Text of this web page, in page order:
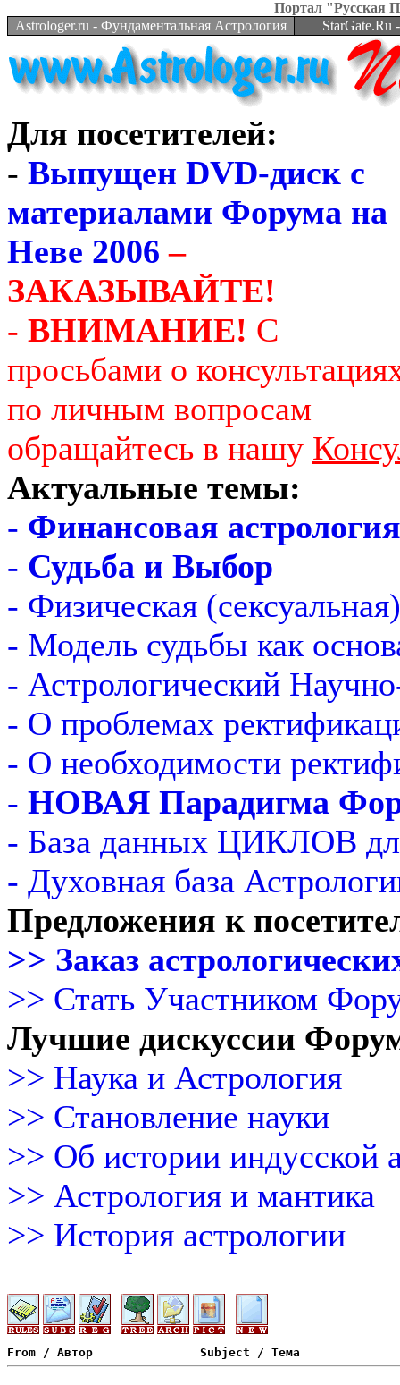
Портал "Русская
Astrologer.ru - Фундаментальная Астрология
StarGate.Ru
Для посетителей:
- Выпущен DVD-диск с
материалами Форума на
Неве 2006 –
ЗАКАЗЫВАЙТЕ!
- ВНИМАНИЕ! С
просьбами о
по личным вопросам
обращайтесь в нашу
Актуальные темы:
- Финансовая астрология
- Судьба и Выбор
- Физическая
- Модель судьбы как
- Астрологический
- О проблемах
- О необходимости
- НОВАЯ Парадигма
- База данных ЦИКЛОВ
- Духовная база
Предложения к
>> Заказ
>> Стать Участником
Лучшие дискуссии
>> Наука и Астрология
>> Становление науки
>> Об истории индусской
>> Астрология и мантика
>> История астрологии